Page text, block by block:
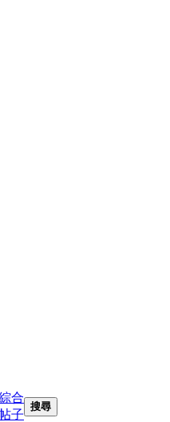
合
子
搜尋